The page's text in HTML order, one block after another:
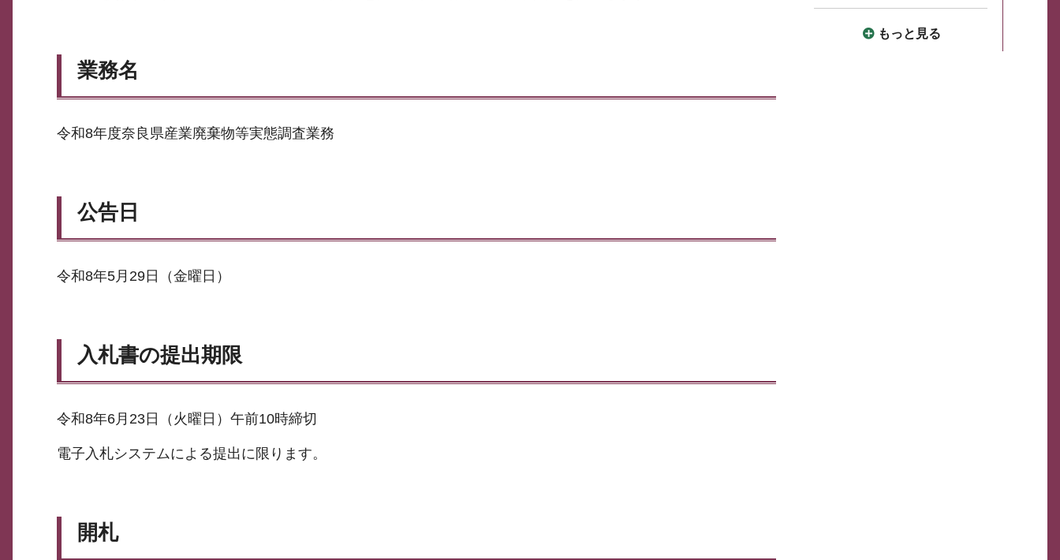
業務名
令和8年度奈良県産業廃棄物等実態調査業務
公告日
令和8年5月29日（金曜日）
入札書の提出期限
令和8年6月23日（火曜日）午前10時締切
電子入札システムによる提出に限ります。
開札
もっと見る